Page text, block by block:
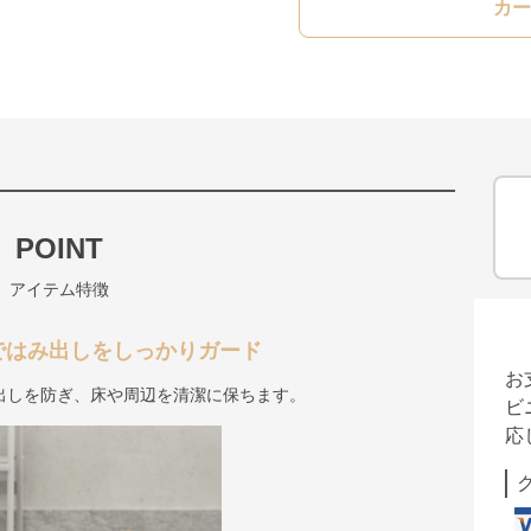
カ
POINT
アイテム特徴
み出しをしっかりガード
を防ぎ、床や周辺を清潔に保ちます。
お
ビ
応